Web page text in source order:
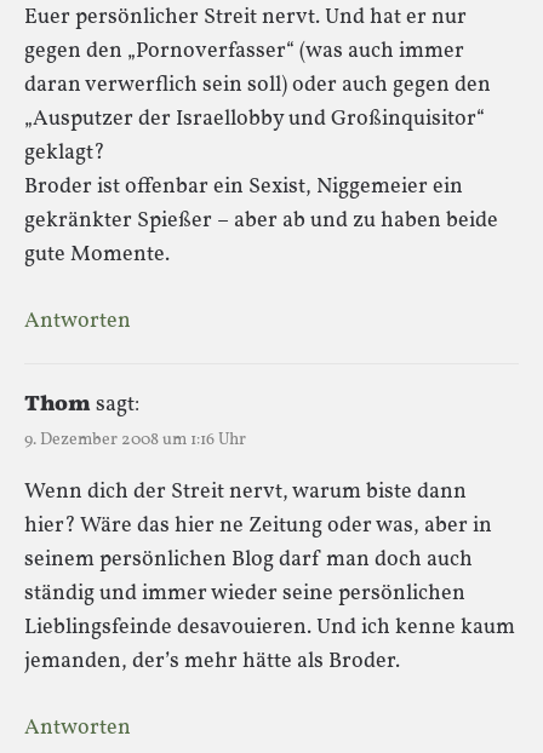
Euer persönlicher Streit nervt. Und hat er nur
gegen den „Pornoverfasser“ (was auch immer
daran verwerflich sein soll) oder auch gegen den
„Ausputzer der Israellobby und Großinquisitor“
geklagt?
Broder ist offenbar ein Sexist, Niggemeier ein
gekränkter Spießer – aber ab und zu haben beide
gute Momente.
Antworten
Thomsagt:
9. Dezember 2008 um 1:16 Uhr
Wenn dich der Streit nervt, warum biste dann
hier? Wäre das hier ne Zeitung oder was, aber in
seinem persönlichen Blog darf man doch auch
ständig und immer wieder seine persönlichen
Lieblingsfeinde desavouieren. Und ich kenne kaum
jemanden, der’s mehr hätte als Broder.
Antworten